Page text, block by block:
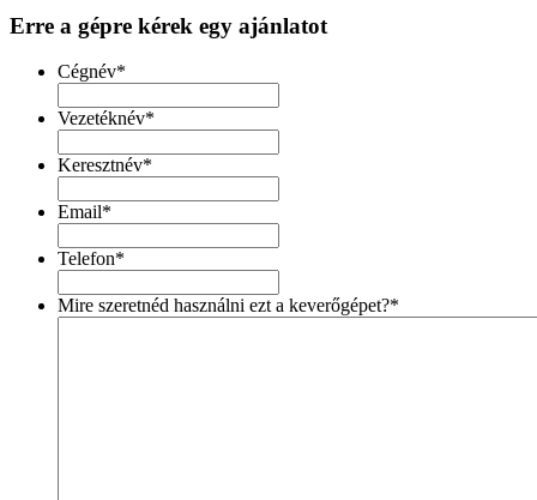
Erre a gépre kérek egy ajánlatot
Cégnév*
Vezetéknév*
Keresztnév*
Email*
Telefon*
Mire szeretnéd használni ezt a keverőgépet?*